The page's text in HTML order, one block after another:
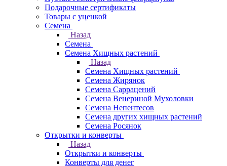
Подарочные сертификаты
Товары с уценкой
Семена
Назад
Семена
Семена Хищных растений
Назад
Семена Хищных растений
Семена Жирянок
Семена Саррацений
Семена Венериной Мухоловки
Семена Непентесов
Семена других хищных растений
Семена Росянок
Открытки и конверты
Назад
Открытки и конверты
Конверты для денег